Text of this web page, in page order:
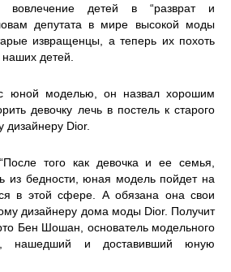
вовлечение детей в “разврат и
депутата в мире высокой моды
извращенцы, а теперь их похоть
детей.
юной моделью, он назвал хорошим
девочку лечь в постель к старого
дизайнеру Dior.
того как девочка и ее семья,
из бедности, юная модель пойдет на
в этой сфере. А обязана она свои
дизайнеру дома моды Dior. Получит
Бен Шошан, основатель модельного
нашедший и доставивший юную